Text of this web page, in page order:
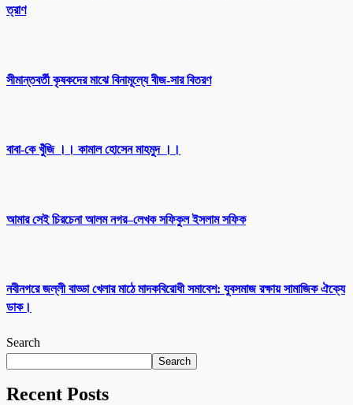
ত্রাণ
সীমান্তবর্তী কৃষকদের মাঝে বিনামূল্যে বীজ-সার বিতরণ
বাবা-কে খুঁজি ।। কামাল হোসেন মাহমুদ ।।
আমার সেই চিরচেনা আলম নগর–লেখক সফিকুল ইসলাম সফিক
নবীনগরে জল্লী বাড্ডা খেলার মাঠে মাদকবিরোধী সমাবেশ: যুবসমাজ রক্ষায় সামাজিক ঐক্যে
ডাক।
Search
Search
Recent Posts